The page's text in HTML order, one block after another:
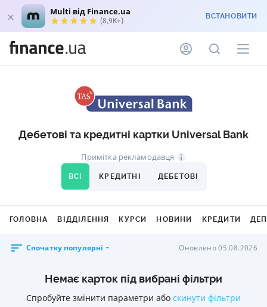
Multi від Finance.ua
(8,9K+) ВСТАНОВИТИ
Дебетові та кредитні картки Universal Bank
ВСІ КРЕДИТНІ ДЕБЕТОВІ
Примітка рекламодавця
ГОЛОВНА ВІДДІЛЕННЯ КУРСИ НОВИНИ КРЕДИТИ
Спочатку популярні Оновлено 05.08.2026
Немає карток під вибрані фільтри
Спробуйте змінити параметри або скинути фільтри